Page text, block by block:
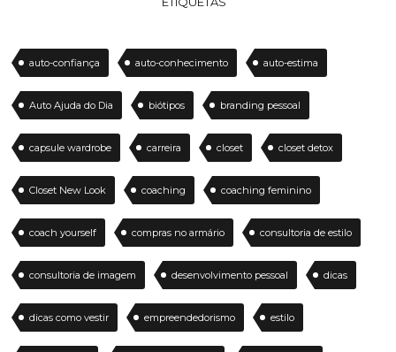
auto-confiança auto-conhecimento auto-estima
Auto Ajuda do Dia biótipos branding pessoal
capsule wardrobe carreira closet closet detox
Closet New Look coaching coaching feminino
coach yourself compras no armário consultoria de estilo
consultoria de imagem desenvolvimento pessoal dicas
dicas como vestir empreendedorismo estilo